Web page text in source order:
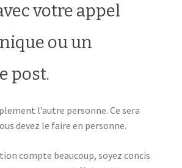
votre appel
ou un
post.
l’autre personne. Ce sera
devez le faire en personne.
compte beaucoup, soyez concis